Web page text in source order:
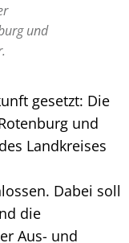
und
gesetzt: Die
und
Landkreises
Dabei soll
die
Aus- und